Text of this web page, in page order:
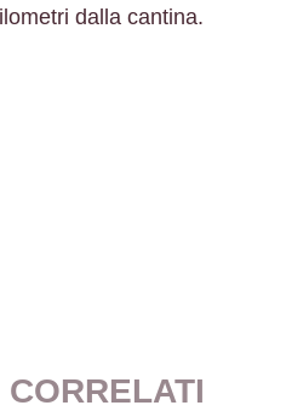
dalla cantina.